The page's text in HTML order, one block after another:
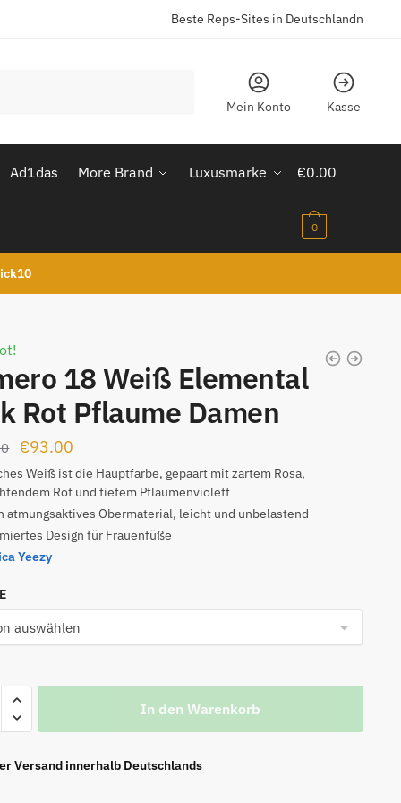
Beste Reps-Sites in Deutschlandn
Mein Konto Kasse
Ad1das More Brand Luxusmarke €0.00
0
18 Weiß Elemental
Rot Pflaume Damen
Ursprünglicher
Preis
war:
€139.00
€93.00
Preis
ist:
€93.00.
Weiß ist die Hauptfarbe, gepaart mit zartem Rosa,
Rot und tiefem Pflaumenviolett
atmungsaktives Obermaterial, leicht und unbelastend
Design für Frauenfüße
Yeezy
In den Warenkorb
Versand innerhalb Deutschlands